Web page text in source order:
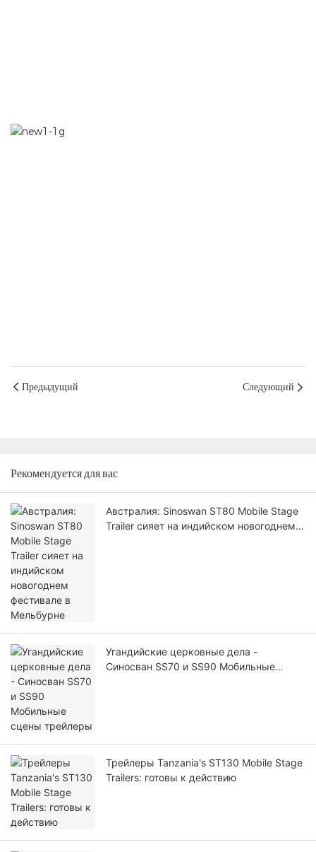
Предыдущий Следующий
Рекомендуется для вас
Австралия: Sinoswan ST80 Mobile Stage
Trailer сияет на индийском новогоднем
Угандийские церковные дела -
Синосван SS70 и SS90 Мобильные
Трейлеры Tanzania's ST130 Mobile Stage
Trailers: готовы к действию